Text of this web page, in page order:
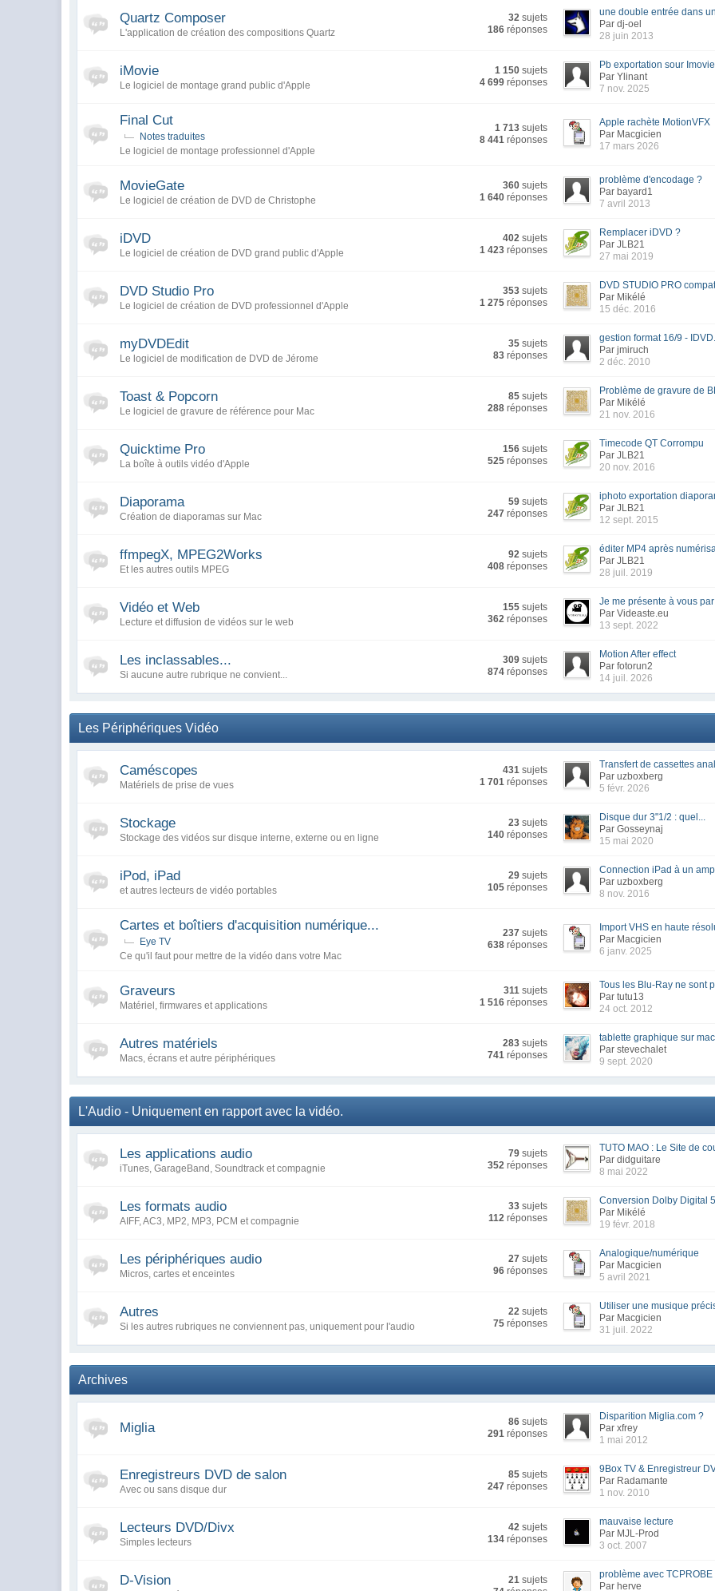
Quartz Composer
L'application de création des compositions Quartz
32 sujets
186 réponses
une double entrée dans
Par dj-oel
28 juin 2013
iMovie
Le logiciel de montage grand public d'Apple
1 150 sujets
4 699 réponses
Pb exportation sour Imovie
Par Ylinant
7 nov. 2025
Final Cut
Notes traduites
Le logiciel de montage professionnel d'Apple
1 713 sujets
8 441 réponses
Apple rachète MotionVFX
Par Macgicien
17 mars 2026
MovieGate
Le logiciel de création de DVD de Christophe
360 sujets
1 640 réponses
problème d'encodage ?
Par bayard1
7 avril 2013
iDVD
Le logiciel de création de DVD grand public d'Apple
402 sujets
1 423 réponses
Remplacer iDVD ?
Par JLB21
27 mai 2019
DVD Studio Pro
Le logiciel de création de DVD professionnel d'Apple
353 sujets
1 275 réponses
DVD STUDIO PRO
Par Mikélé
15 déc. 2016
myDVDEdit
Le logiciel de modification de DVD de Jérome
35 sujets
83 réponses
gestion format 16/9 -
Par jmiruch
2 déc. 2010
Toast & Popcorn
Le logiciel de gravure de référence pour Mac
85 sujets
288 réponses
Problème de gravure de
Par Mikélé
21 nov. 2016
Quicktime Pro
La boîte à outils vidéo d'Apple
156 sujets
525 réponses
Timecode QT Corrompu
Par JLB21
20 nov. 2016
Diaporama
Création de diaporamas sur Mac
59 sujets
247 réponses
iphoto exportation
Par JLB21
12 sept. 2015
ffmpegX, MPEG2Works
Et les autres outils MPEG
92 sujets
408 réponses
éditer MP4 après
Par JLB21
28 juil. 2019
Vidéo et Web
Lecture et diffusion de vidéos sur le web
155 sujets
362 réponses
Je me présente à vous
Par Videaste.eu
13 sept. 2022
Les inclassables...
Si aucune autre rubrique ne convient...
309 sujets
874 réponses
Motion After effect
Par fotorun2
14 juil. 2026
Les Périphériques Vidéo
Caméscopes
Matériels de prise de vues
431 sujets
1 701 réponses
Transfert de cassettes
Par uzboxberg
5 févr. 2026
Stockage
Stockage des vidéos sur disque interne, externe ou en ligne
23 sujets
140 réponses
Disque dur 3"1/2 : quel...
Par Gosseynaj
15 mai 2020
iPod, iPad
et autres lecteurs de vidéo portables
29 sujets
105 réponses
Connection iPad à un
Par uzboxberg
8 nov. 2016
Cartes et boîtiers d'acquisition numérique...
Eye TV
Ce qu'il faut pour mettre de la vidéo dans votre Mac
237 sujets
638 réponses
Import VHS en haute
Par Macgicien
6 janv. 2025
Graveurs
Matériel, firmwares et applications
311 sujets
1 516 réponses
Tous les Blu-Ray ne sont
Par tutu13
24 oct. 2012
Autres matériels
Macs, écrans et autre périphériques
283 sujets
741 réponses
tablette graphique sur
Par stevechalet
9 sept. 2020
L'Audio - Uniquement en rapport avec la vidéo.
Les applications audio
iTunes, GarageBand, Soundtrack et compagnie
79 sujets
352 réponses
TUTO MAO : Le Site de
Par didguitare
8 mai 2022
Les formats audio
AIFF, AC3, MP2, MP3, PCM et compagnie
33 sujets
112 réponses
Conversion Dolby Digital
Par Mikélé
19 févr. 2018
Les périphériques audio
Micros, cartes et enceintes
27 sujets
96 réponses
Analogique/numérique
Par Macgicien
5 avril 2021
Autres
Si les autres rubriques ne conviennent pas, uniquement pour l'audio
22 sujets
75 réponses
Utiliser une musique
Par Macgicien
31 juil. 2022
Archives
Miglia 86 sujets
291 réponses
Disparition Miglia.com ?
Par xfrey
1 mai 2012
Enregistreurs DVD de salon
Avec ou sans disque dur
85 sujets
247 réponses
9Box TV & Enregistreur
Par Radamante
1 nov. 2010
Lecteurs DVD/Divx
Simples lecteurs
42 sujets
134 réponses
mauvaise lecture
Par MJL-Prod
3 oct. 2007
D-Vision 21 sujets
problème avec TCPROBE
Par herve